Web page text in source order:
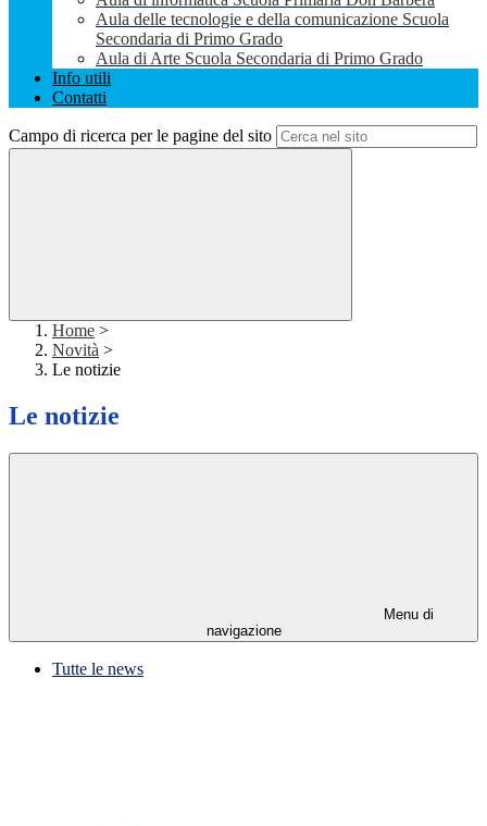
Aula delle tecnologie e della comunicazione Scuola
Secondaria di Primo Grado
Aula di Arte Scuola Secondaria di Primo Grado
Info utili
Contatti
Campo di ricerca per le pagine del sito
Home >
Novità >
Le notizie
Le notizie
Menu di
navigazione
Tutte le news